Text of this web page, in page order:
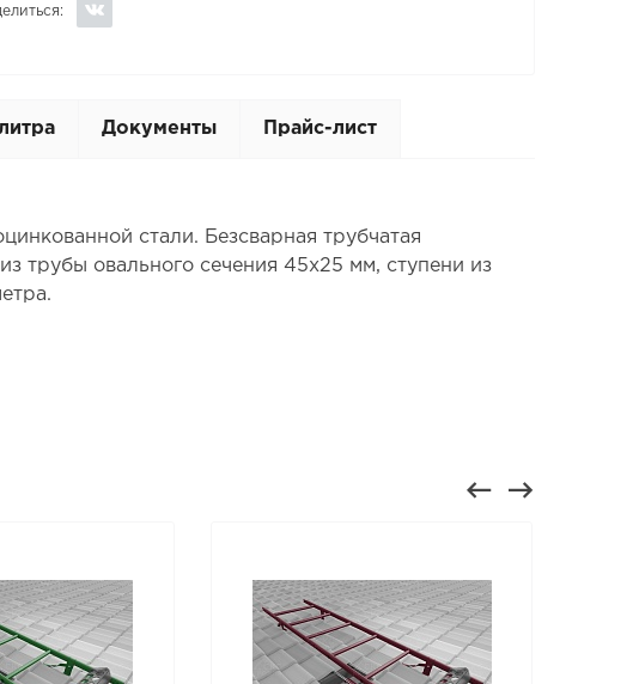
Документы Прайс-лист
стали. Безсварная трубчатая
трубы овального сечения 45х25 мм, ступени из